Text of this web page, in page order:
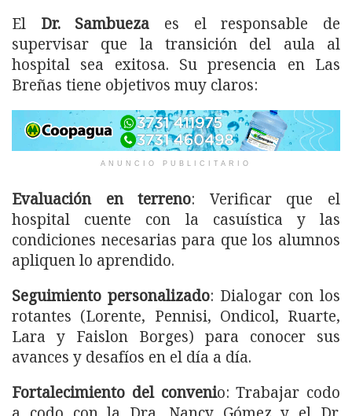
El Dr. Sambueza es el responsable de
supervisar que la transición del aula al
hospital sea exitosa. Su presencia en Las
Breñas tiene objetivos muy claros:
ANUNCIO PUBLICITARIO
Evaluación en terreno: Verificar que el
hospital cuente con la casuística y las
condiciones necesarias para que los alumnos
apliquen lo aprendido.
Seguimiento personalizado: Dialogar con los
rotantes (Lorente, Pennisi, Ondicol, Ruarte,
Lara y Faislon Borges) para conocer sus
avances y desafíos en el día a día.
Fortalecimiento del convenio: Trabajar codo